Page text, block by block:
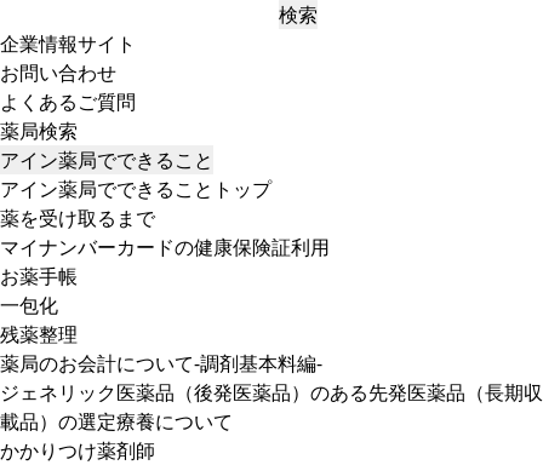
検索
企業情報サイト
お問い合わせ
よくあるご質問
薬局検索
アイン薬局でできること
アイン薬局でできることトップ
薬を受け取るまで
マイナンバーカードの健康保険証利用
お薬手帳
一包化
残薬整理
薬局のお会計について-調剤基本料編-
ジェネリック医薬品（後発医薬品）のある先発医薬品（長期収
載品）の選定療養について
かかりつけ薬剤師